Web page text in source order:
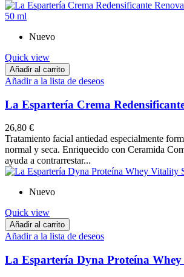
Nuevo
Quick view
Añadir al carrito
Añadir a la lista de deseos
La Espartería Crema
26,80 €
Tratamiento facial antiedad especialmente
normal y seca. Enriquecido con Ceramida
ayuda a contrarrestar...
Nuevo
Quick view
Añadir al carrito
Añadir a la lista de deseos
La Espartería Dyna Proteína